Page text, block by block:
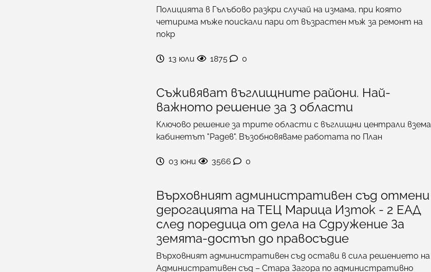
Полицията в Гълъбово разкри случай на измама, при която
четирима мъже поискали пари от възрастен мъж за ремонт на
покр
13 юли 1875 0
Съживяват въглищните райони. Най-
важното решение за 3 области
Ключово решение за трите области с въглищни централи взема
кабинетът "Радев". Възобновяваме работата по План
03 юни 3566 0
Върховният административен съд отмени
дерогацията на ТЕЦ Марица Изток - 2 ЕАД
след поредица от дела на Сдружение За
земята-достъп до правосъдие
Върховният административен съд остави в сила решението на
Административен съд – Стара Загора по административно